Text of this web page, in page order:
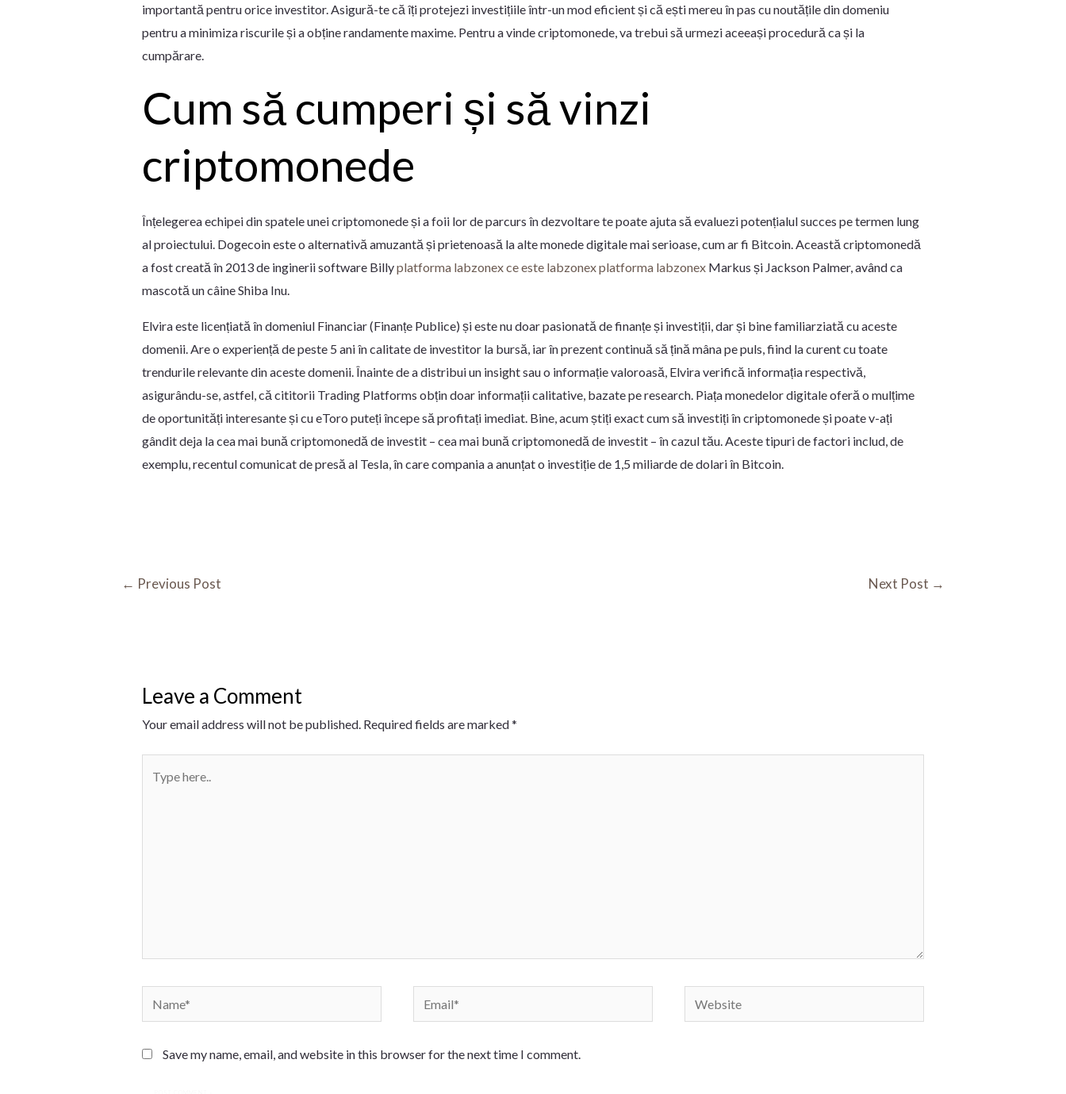
importantă pentru orice investitor. Asigură-te că îți protejezi investițiile într-un mod eficient și că ești mereu în pas cu noutățile din domeniu
pentru a minimiza riscurile și a obține randamente maxime. Pentru a vinde criptomonede, va trebui să urmezi aceeași procedură ca și la
cumpărare.
Cum să cumperi și să vinzi
criptomonede
Înțelegerea echipei din spatele unei criptomonede și a foii lor de parcurs în dezvoltare te poate ajuta să evaluezi potențialul succes pe termen lung
al proiectului. Dogecoin este o alternativă amuzantă și prietenoasă la alte monede digitale mai serioase, cum ar fi Bitcoin. Această criptomonedă
a fost creată în 2013 de inginerii software Billyplatforma labzonex ce este labzonex platforma labzonexMarkus și Jackson Palmer, având ca
mascotă un câine Shiba Inu.
Elvira este licențiată în domeniul Financiar (Finanțe Publice) și este nu doar pasionată de finanțe și investiții, dar și bine familiarziată cu aceste
domenii. Are o experiență de peste 5 ani în calitate de investitor la bursă, iar în prezent continuă să țină mâna pe puls, fiind la curent cu toate
trendurile relevante din aceste domenii. Înainte de a distribui un insight sau o informație valoroasă, Elvira verifică informația respectivă,
asigurându-se, astfel, că cititorii Trading Platforms obțin doar informații calitative, bazate pe research. Piața monedelor digitale oferă o mulțime
de oportunități interesante și cu eToro puteți începe să profitați imediat. Bine, acum știți exact cum să investiți în criptomonede și poate v-ați
gândit deja la cea mai bună criptomonedă de investit – cea mai bună criptomonedă de investit – în cazul tău. Aceste tipuri de factori includ, de
exemplu, recentul comunicat de presă al Tesla, în care compania a anunțat o investiție de 1,5 miliarde de dolari în Bitcoin.
← Previous Post Next Post →
Leave a Comment
Your email address will not be published. Required fields are marked*
Save my name, email, and website in this browser for the next time I comment.